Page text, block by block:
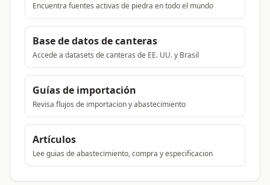
Encuentra fuentes activas de piedra en todo el mundo
Base de datos de canteras
Accede a datasets de canteras de EE. UU. y Brasil
Guías de importación
Revisa flujos de importacion y abastecimiento
Artículos
Lee guias de abastecimiento, compra y especificacion